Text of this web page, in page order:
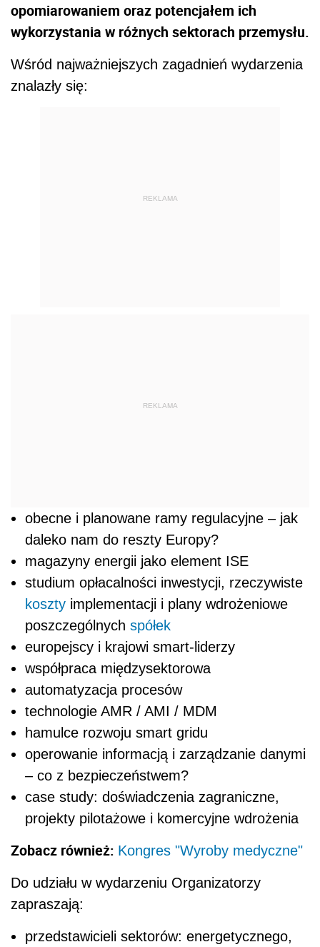
opomiarowaniem oraz potencjałem ich
wykorzystania w różnych sektorach przemysłu.
Wśród najważniejszych zagadnień wydarzenia
znalazły się:
REKLAMA
REKLAMA
obecne i planowane ramy regulacyjne – jak
daleko nam do reszty Europy?
magazyny energii jako element ISE
studium opłacalności inwestycji, rzeczywiste
koszty implementacji i plany wdrożeniowe
poszczególnych spółek
europejscy i krajowi smart-liderzy
współpraca międzysektorowa
automatyzacja procesów
technologie AMR / AMI / MDM
hamulce rozwoju smart gridu
operowanie informacją i zarządzanie danymi
– co z bezpieczeństwem?
case study: doświadczenia zagraniczne,
projekty pilotażowe i komercyjne wdrożenia
Zobacz również: Kongres "Wyroby medyczne"
Do udziału w wydarzeniu Organizatorzy
zapraszają:
przedstawicieli sektorów: energetycznego,